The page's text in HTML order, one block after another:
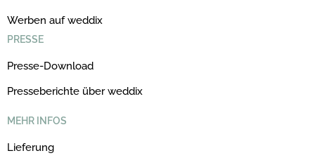
Werben auf weddix
PRESSE
Presse-Download
Presseberichte über weddix
MEHR INFOS
Lieferung